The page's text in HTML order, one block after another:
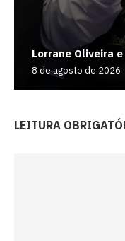
Lorrane Oliveira
8 de agosto de 2026
LEITURA